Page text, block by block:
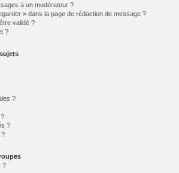
à un modérateur ?
» dans la page de rédaction de message ?
validé ?
?
?
?
?
?